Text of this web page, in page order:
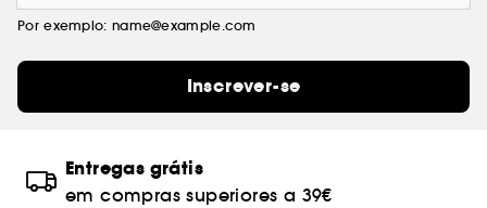
Por exemplo: name@example.com
Inscrever-se
Entregas grátis
em compras superiores a 39€